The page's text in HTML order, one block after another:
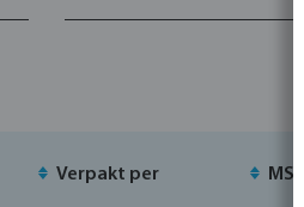
Verpakt per MSQ